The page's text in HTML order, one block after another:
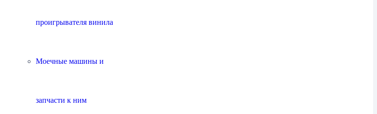
проигрывателя винила
Моечные машины и
запчасти к ним